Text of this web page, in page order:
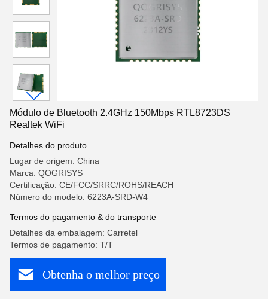
Módulo de Bluetooth 2.4GHz 150Mbps RTL8723DS
Realtek WiFi
Detalhes do produto
Lugar de origem: China
Marca: QOGRISYS
Certificação: CE/FCC/SRRC/ROHS/REACH
Número do modelo: 6223A-SRD-W4
Termos do pagamento & do transporte
Detalhes da embalagem: Carretel
Termos de pagamento: T/T
Obtenha o melhor preço